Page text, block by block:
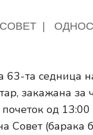
СОВЕТ
63-та седница
закажана за
од 13:00
Совет (барака